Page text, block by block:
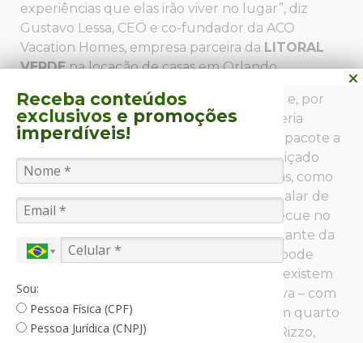
experiências que elas irão viver no lugar”, diz
Gustavo Lessa, CEO e co-fundador da ACO
Vacation Homes, empresa parceira da LITORAL
VERDEna locação de casas em Orlando.
Assim, a pessoa deixa de ser só um turista e, por
alguns dias, tem um gostinho de como seria
morar ali. Em Orlando, entra também no pacote a
oportunidade de viver um pouco do cobiçado
“american way of life”. Atividades prosaicas, como
ir ao supermercado e fazer compras, pedalar de
bike pelo condomínio ou assar um barbecue no
jardim, acabam se tornando parte importante da
viagem. “Com a casa, você fica mais livre: pode
experimentar coisas na cozinha que não existem
aqui, fazer festas, ter uma piscina exclusiva – com
certeza, muito melhor do que apenas um quarto
de hotel”, opina o empresário Leonardo Rizzo,
Receba conteúdos
exclusivos e promoções
imperdíveis!
Sou:
Pessoa Física (CPF)
Pessoa Jurídica (CNPJ)